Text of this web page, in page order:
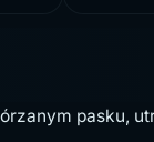
pasku,